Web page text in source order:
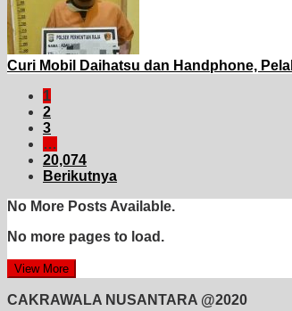
Curi Mobil Daihatsu dan Handphone,
1
2
3
…
20,074
Berikutnya
No More Posts Available.
No more pages to load.
View More
CAKRAWALA NUSANTARA @2020